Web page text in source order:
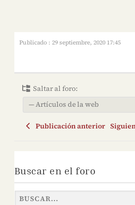
Publicado : 29 septiembre, 2020 17:45
Saltar al foro:
Publicación anterior
Buscar en el foro